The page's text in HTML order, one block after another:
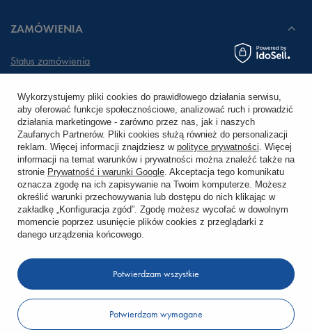
ZAMÓWIENIA
Status zamówienia
Chcę zareklamować produkt
Chcę zwrócić produkt
Chcę wymienić towar
KONTO
KONTAKT
Wykorzystujemy pliki cookies do prawidłowego działania serwisu,
aby oferować funkcje społecznościowe, analizować ruch i prowadzić
działania marketingowe - zarówno przez nas, jak i naszych
Zaufanych Partnerów. Pliki cookies służą również do personalizacji
reklam. Więcej informacji znajdziesz w polityce prywatności. Więcej
informacji na temat warunków i prywatności można znaleźć także na
stronie Prywatność i warunki Google. Akceptacja tego komunikatu
oznacza zgodę na ich zapisywanie na Twoim komputerze. Możesz
określić warunki przechowywania lub dostępu do nich klikając w
zakładkę „Konfiguracja zgód”. Zgodę możesz wycofać w dowolnym
momencie poprzez usunięcie plików cookies z przeglądarki z
danego urządzenia końcowego.
Potwierdzam wymagane
Potwierdzam wszystkie